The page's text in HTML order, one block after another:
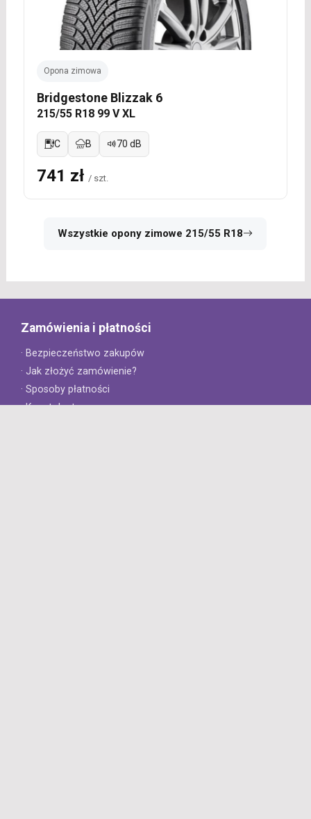
Opona zimowa
Bridgestone Blizzak 6
215/55 R18 99 V XL
C B 70 dB
741 zł / szt.
Wszystkie opony zimowe 215/55 R18
Zamówienia i płatności
· Bezpieczeństwo zakupów
· Jak złożyć zamówienie?
· Sposoby płatności
· Koszt dostawy